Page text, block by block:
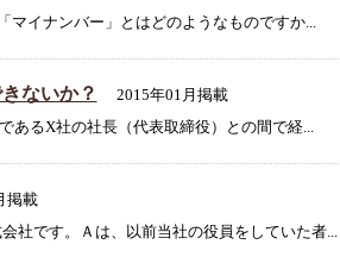
イナンバー」とはどのようなものですか...
ないか？ 2015年01月掲載
あるX社の社長（代表取締役）との間で経...
掲載
社です。Ａは、以前当社の役員をしていた者...